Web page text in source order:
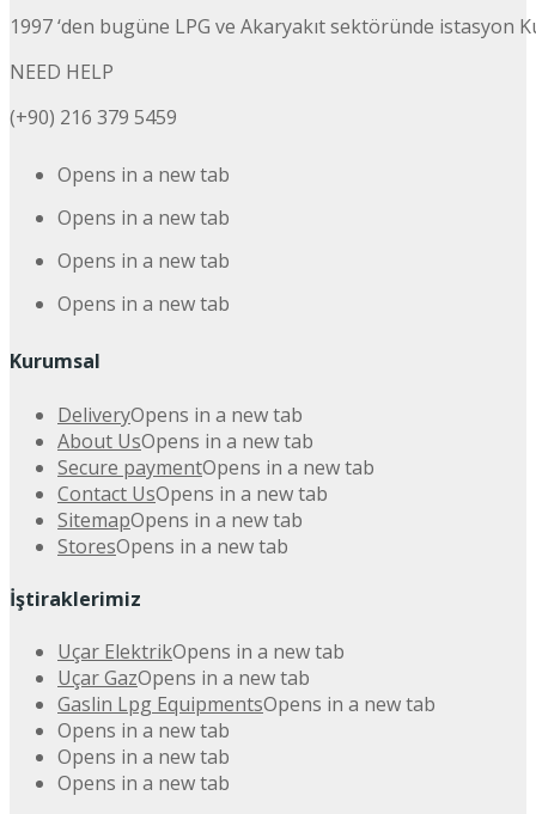
1997 ‘den bugüne LPG ve Akaryakıt sektöründe istasyon
NEED HELP
(+90) 216 379 5459
Opens in a new tab
Opens in a new tab
Opens in a new tab
Opens in a new tab
Kurumsal
DeliveryOpens in a new tab
About UsOpens in a new tab
Secure paymentOpens in a new tab
Contact UsOpens in a new tab
SitemapOpens in a new tab
StoresOpens in a new tab
İştiraklerimiz
Uçar ElektrikOpens in a new tab
Uçar GazOpens in a new tab
Gaslin Lpg EquipmentsOpens in a new tab
Opens in a new tab
Opens in a new tab
Opens in a new tab